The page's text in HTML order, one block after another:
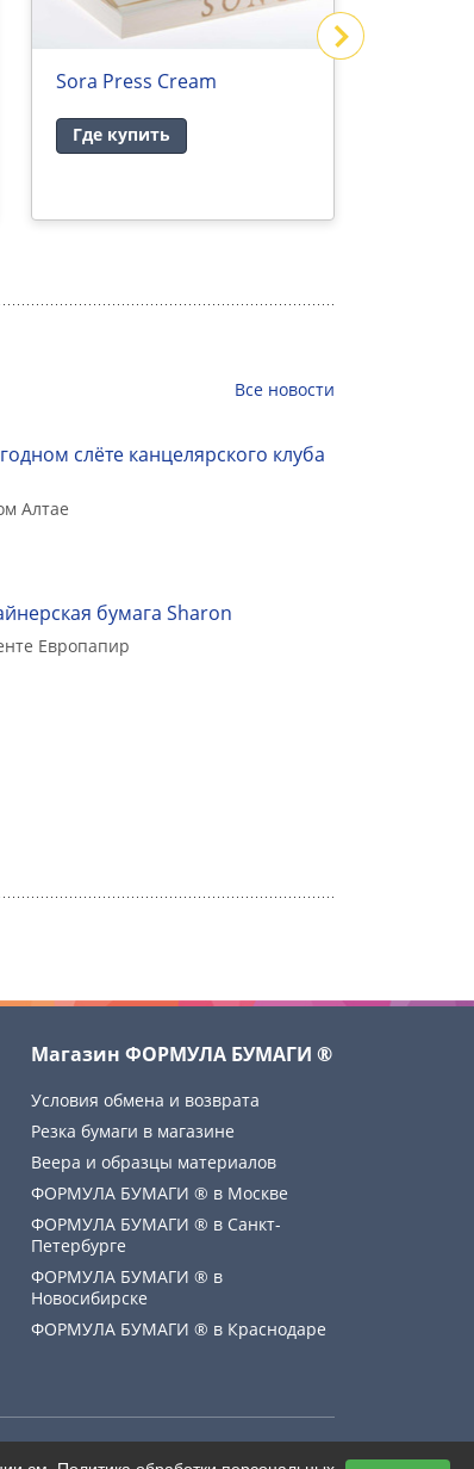
Sora Press Cream
Где купить
Все новости
слёте канцелярского клуба
Алтае
бумага Sharon
Европапир
Магазин ФОРМУЛА БУМАГИ ®
Условия обмена и возврата
Резка бумаги в магазине
Веера и образцы материалов
ФОРМУЛА БУМАГИ ® в Москве
ФОРМУЛА БУМАГИ ® в Санкт-
Петербурге
ФОРМУЛА БУМАГИ ® в
Новосибирске
ФОРМУЛА БУМАГИ ® в Краснодаре